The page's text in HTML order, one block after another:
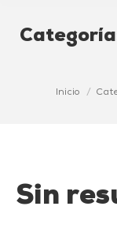
Estás aquí:
Inicio
Sin